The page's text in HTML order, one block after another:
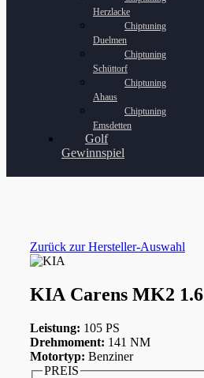
Herzlacke
Chiptuning
Duelmen
Chiptuning
Schüttorf
Chiptuning
Ahaus
Chiptuning
Emsdetten
Golf
Gewinnspiel
Zurück zur Hersteller-Auswahl
KIA Carens MK2 1.6
Leistung: 105 PS
Drehmoment: 141 NM
Motortyp: Benziner
PREIS